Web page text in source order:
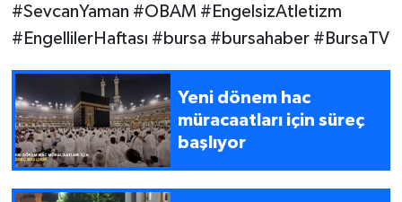
#SevcanYaman #OBAM #EngelsizAtletizm
#EngellilerHaftası #bursa #bursahaber #BursaTV
Yeni dönem hac
müracaatları için süreç
başlıyor